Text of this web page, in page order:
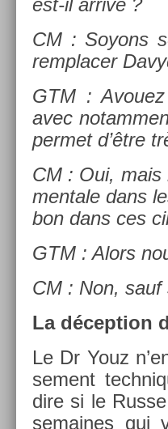
CM : Soyons
re­mplac­er
GTM :
avec
per­met d’être
CM : Oui, mais
men­tale dans
bon dans ces
GTM : Alors
CM : Non, sauf
La décep­tion
Le Dr Youz
se­ment
dire si le
semaines qui